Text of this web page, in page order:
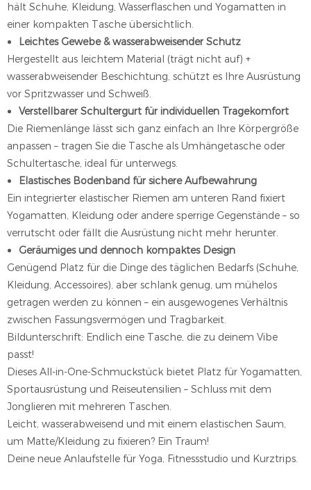
hält Schuhe, Kleidung, Wasserflaschen und Yogamatten in
einer kompakten Tasche übersichtlich.
Leichtes Gewebe & wasserabweisender Schutz
Hergestellt aus leichtem Material (trägt nicht auf) +
wasserabweisender Beschichtung, schützt es Ihre Ausrüstung
vor Spritzwasser und Schweiß.
Verstellbarer Schultergurt für individuellen Tragekomfort
Die Riemenlänge lässt sich ganz einfach an Ihre Körpergröße
anpassen – tragen Sie die Tasche als Umhängetasche oder
Schultertasche, ideal für unterwegs.
Elastisches Bodenband für sichere Aufbewahrung
Ein integrierter elastischer Riemen am unteren Rand fixiert
Yogamatten, Kleidung oder andere sperrige Gegenstände – so
verrutscht oder fällt die Ausrüstung nicht mehr herunter.
Geräumiges und dennoch kompaktes Design
Genügend Platz für die Dinge des täglichen Bedarfs (Schuhe,
Kleidung, Accessoires), aber schlank genug, um mühelos
getragen werden zu können – ein ausgewogenes Verhältnis
zwischen Fassungsvermögen und Tragbarkeit.
Bildunterschrift: Endlich eine Tasche, die zu deinem Vibe
passt!
Dieses All-in-One-Schmuckstück bietet Platz für Yogamatten,
Sportausrüstung und Reiseutensilien – Schluss mit dem
Jonglieren mit mehreren Taschen.
Leicht, wasserabweisend und mit einem elastischen Saum,
um Matte/Kleidung zu fixieren? Ein Traum!
Deine neue Anlaufstelle für Yoga, Fitnessstudio und Kurztrips.